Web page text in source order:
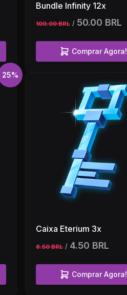
Bundle Infinity 12x
100.00 BRL / 50.00 BRL
Comprar Agora!
25%
Caixa Eterium 3x
8.50 BRL / 4.50 BRL
Comprar Agora!